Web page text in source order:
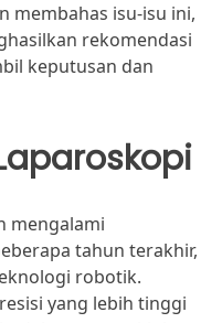
membahas isu-isu ini,
rekomendasi
keputusan dan
mengalami
tahun terakhir,
robotik.
yang lebih tinggi